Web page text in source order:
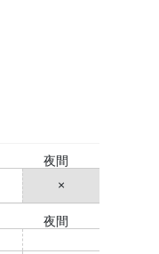
夜間
×
夜間